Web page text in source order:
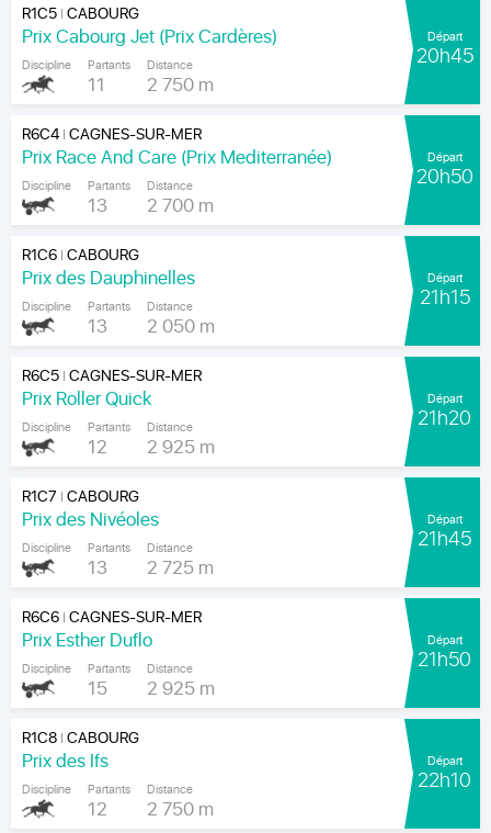
R1C5|CABOURG
Prix Cabourg Jet (Prix Cardères)
Discipline Partants
11
Distance
2 750 m
Départ
20h45
R6C4|CAGNES-SUR-MER
Prix Race And Care (Prix Mediterranée)
Discipline Partants
13
Distance
2 700 m
Départ
20h50
R1C6|CABOURG
Prix des Dauphinelles
Discipline Partants
13
Distance
2 050 m
Départ
21h15
R6C5|CAGNES-SUR-MER
Prix Roller Quick
Discipline Partants
12
Distance
2 925 m
Départ
21h20
R1C7 |CABOURG
Prix des Nivéoles
Discipline Partants
13
Distance
2 725 m
Départ
21h45
R6C6|CAGNES-SUR-MER
Prix Esther Duflo
Discipline Partants
15
Distance
2 925 m
Départ
21h50
R1C8|CABOURG
Prix des Ifs
Discipline Partants
12
Distance
2 750 m
Départ
22h10